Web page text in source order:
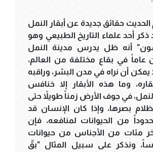
حقائق جديدة عن أبقار النمل
ذكر أحد علماء التاريخ الطبيعي وهو
أنه ظل يدرس مدينة النمل
عاماً في بقاع مختلفة من العالم،
يمكن أن نراه في مدن البشر، وراقبه
وما هذه الأبقار إلا خنافس
في جوف الأرض زمناً طويلاً حتى
بصرها، وإذا كان الإنسان قد
من الحيوانات لمنافعه، فإن
مئات من الأجناس من حيوانات
ونذكر على سبيل المثال "بقّ